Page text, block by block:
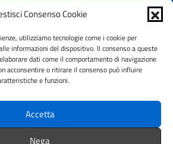
Consenso Cookie
utilizziamo tecnologie come i cookie per
informazioni del dispositivo. Il consenso a queste
dati come il comportamento di navigazione
acconsentire o ritirare il consenso può influire
e funzioni.
Accetta
Nega